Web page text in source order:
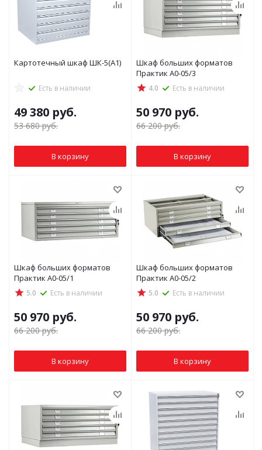
Картотечный шкаф ШК-5(А1)
Есть в наличии
49 380 руб.
53 680руб.
В корзину
Шкаф больших форматов
Практик A0-05/3
4.0 Есть в наличии
50 970 руб.
66 200руб.
В корзину
Шкаф больших форматов
Практик A0-05/1
5.0 Есть в наличии
50 970 руб.
66 200руб.
В корзину
Шкаф больших форматов
Практик A0-05/2
5.0 Есть в наличии
50 970 руб.
66 200руб.
В корзину